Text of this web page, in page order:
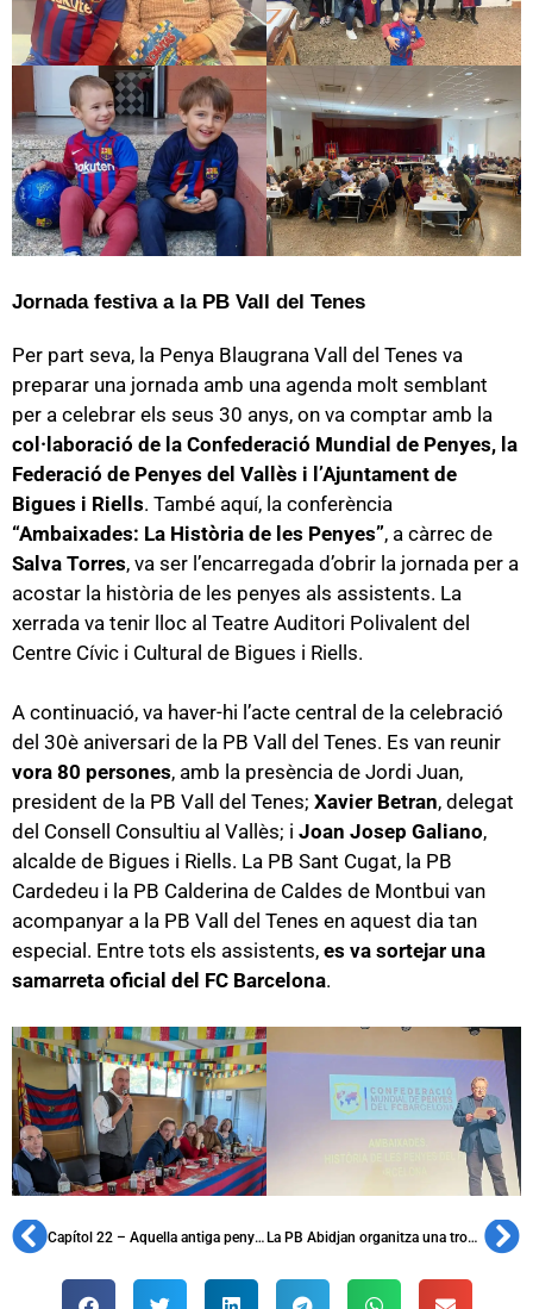
Jornada festiva a la PB Vall del Tenes
Per part seva, la Penya Blaugrana Vall del Tenes va
preparar una jornada amb una agenda molt semblant
per a celebrar els seus 30 anys, on va comptar amb la
col·laboració de la Confederació Mundial de Penyes, la
Federació de Penyes del Vallès i l’Ajuntament de
Bigues i Riells. També aquí, la conferència
“Ambaixades: La Història de les Penyes”, a càrrec de
Salva Torres, va ser l’encarregada d’obrir la jornada per a
acostar la història de les penyes als assistents. La
xerrada va tenir lloc al Teatre Auditori Polivalent del
Centre Cívic i Cultural de Bigues i Riells.
A continuació, va haver-hi l’acte central de la celebració
del 30è aniversari de la PB Vall del Tenes. Es van reunir
vora 80 persones, amb la presència de Jordi Juan,
president de la PB Vall del Tenes; Xavier Betran, delegat
del Consell Consultiu al Vallès; i Joan Josep Galiano,
alcalde de Bigues i Riells. La PB Sant Cugat, la PB
Cardedeu i la PB Calderina de Caldes de Montbui van
acompanyar a la PB Vall del Tenes en aquest dia tan
especial. Entre tots els assistents, es va sortejar una
samarreta oficial del FC Barcelona.
Capítol 22 – Aquella antiga penya de Sants La PB Abidjan organitza una trobada amb els seus penyistes